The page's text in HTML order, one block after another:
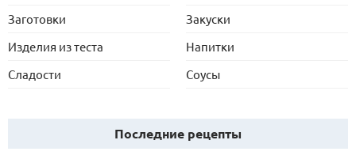
Заготовки
Закуски
Изделия из теста
Напитки
Сладости
Соусы
Последние рецепты